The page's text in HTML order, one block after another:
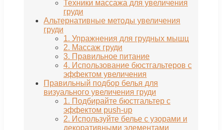
Техники массажа для увеличения
груди
Альтернативные методы увеличения
груди
1. Упражнения для грудных мышц
2. Массаж груди
3. Правильное питание
4. Использование бюстгальтеров с
эффектом увеличения
Правильный подбор белья для
визуального увеличения груди
1. Подбирайте бюстгальтер с
эффектом push-up
2. Используйте белье с узорами и
декоративными элементами